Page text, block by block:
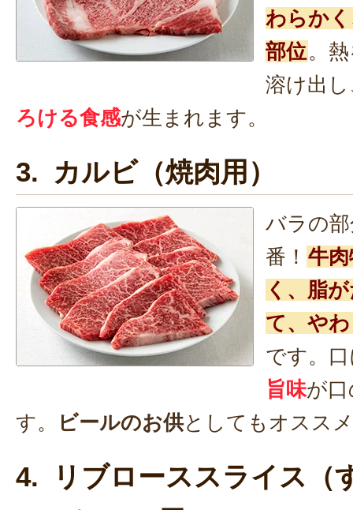
わらか
部位。
溶け出し
ろける食感が生まれます。
3. カルビ（焼肉用）
バラの
番！ 牛
く、脂
て、や
です。
旨味が
す。
ビールのお供としてもオスス
4. リブローススライス（